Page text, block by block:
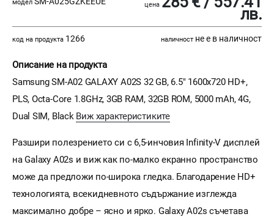
модел цена
лв.
код на продукта 1266 наличност не е в наличност
Описание на продукта
Samsung SM-A02 GALAXY A02S 32 GB, 6.5" 1600x720 HD+,
PLS, Octa-Core 1.8GHz, 3GB RAM, 32GB ROM, 5000 mAh, 4G,
Dual SIM, Black Виж характеристиките
Разшири полезрението си с 6,5-инчовия Infinity-V дисплей
на Galaxy A02s и виж как по-малко екранно пространство
може да предложи по-широка гледка. Благодарение HD+
технологията, всекидневното съдържание изглежда
максимално добре – ясно и ярко. Galaxy A02s съчетава